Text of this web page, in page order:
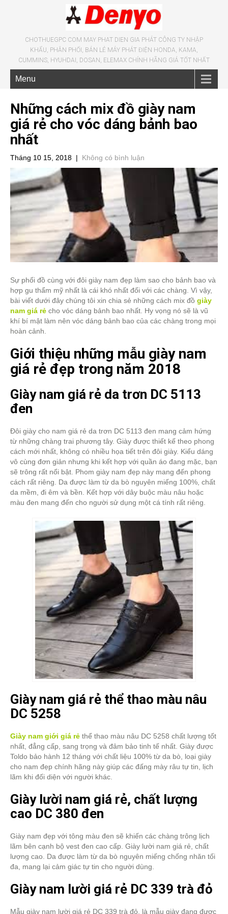
CHOTHUEGPC COM MAY PHAT DIEN GIA PHÁT CÔNG TY NHẬP
KHẨU, PHÂN PHỐI, BÁN LẺ MÁY PHÁT ĐIỆN HONDA, KAMA,
CUMMINS, HYUHDAI, DOSAN, ELEMAX CHÍNH HÃNG GIÁ TỐT NHẤT
Menu
Những cách mix đồ giày nam
giá rẻ cho vóc dáng bảnh bao
nhất
Tháng 10 15, 2018 | Không có bình luận
Sự phối đồ cùng với đôi giày nam đẹp làm sao cho bảnh bao và
hợp gu thẩm mỹ nhất là cái khó nhất đối với các chàng. Vì vậy,
bài viết dưới đây chúng tôi xin chia sẻ những cách mix đồ giày
nam giá rẻ cho vóc dáng bảnh bao nhất. Hy vọng nó sẽ là vũ
khí bí mật làm nên vóc dáng bảnh bao của các chàng trong mọi
hoàn cảnh.
Giới thiệu những mẫu giày nam
giá rẻ đẹp trong năm 2018
Giày nam giá rẻ da trơn DC 5113
đen
Đôi giày cho nam giá rẻ da trơn DC 5113 đen mang cảm hứng
từ những chàng trai phương tây. Giày được thiết kế theo phong
cách mới nhất, không có nhiều họa tiết trên đôi giày. Kiểu dáng
vô cùng đơn giản nhưng khi kết hợp với quần áo đang mặc, bạn
sẽ trông rất nổi bật. Phom giày nam đẹp này mang đến phong
cách rất riêng. Da được làm từ da bò nguyên miếng 100%, chất
da mềm, đi êm và bền. Kết hợp với dây buộc màu nâu hoặc
màu đen mang đến cho người sử dụng một cá tính rất riêng.
Giày nam giá rẻ thể thao màu nâu
DC 5258
Giày nam giới giá rẻ thể thao màu nâu DC 5258 chất lượng tốt
nhất, đẳng cấp, sang trọng và đảm bảo tinh tế nhất. Giày được
Toldo bảo hành 12 tháng với chất liệu 100% từ da bò, loại giày
cho nam đẹp chính hãng này giúp các đấng mày râu tự tin, lịch
lãm khi đối diện với người khác.
Giày lười nam giá rẻ, chất lượng
cao DC 380 đen
Giày nam đẹp với tông màu đen sẽ khiến các chàng trông lịch
lãm bên cạnh bộ vest đen cao cấp. Giày lười nam giá rẻ, chất
lượng cao. Da được làm từ da bò nguyên miếng chống nhăn tối
đa, mang lại cảm giác tự tin cho người dùng.
Giày nam lười giá rẻ DC 339 trà đỏ
Mẫu giày nam lười giá rẻ DC 339 trà đỏ, là mẫu giày đang được